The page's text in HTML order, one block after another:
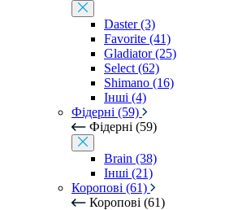
Daster (3)
Favorite (41)
Gladiator (25)
Select (62)
Shimano (16)
Інші (4)
Фідерні (59)
Фідерні (59)
Brain (38)
Інші (21)
Коропові (61)
Коропові (61)